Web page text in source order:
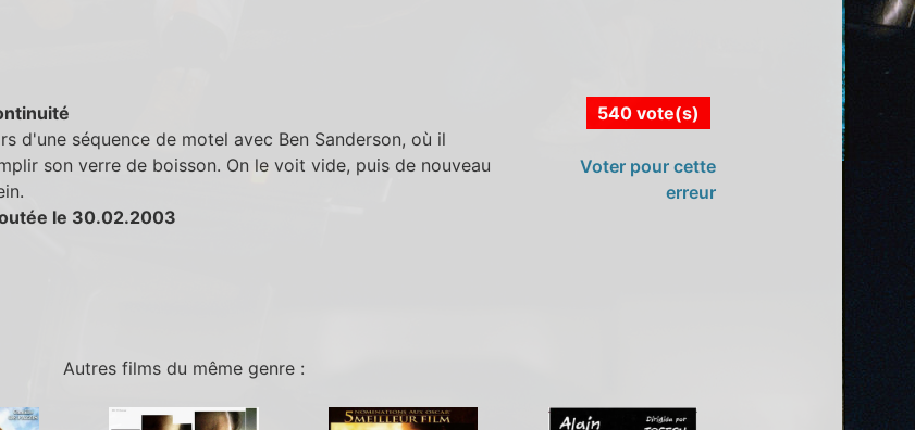
d'une séquence de motel avec Ben Sanderson, où il
son verre de boisson. On le voit vide, puis de nouveau
le 30.02.2003
540 vote(s)
Voter pour cette
erreur
Autres films du même genre :